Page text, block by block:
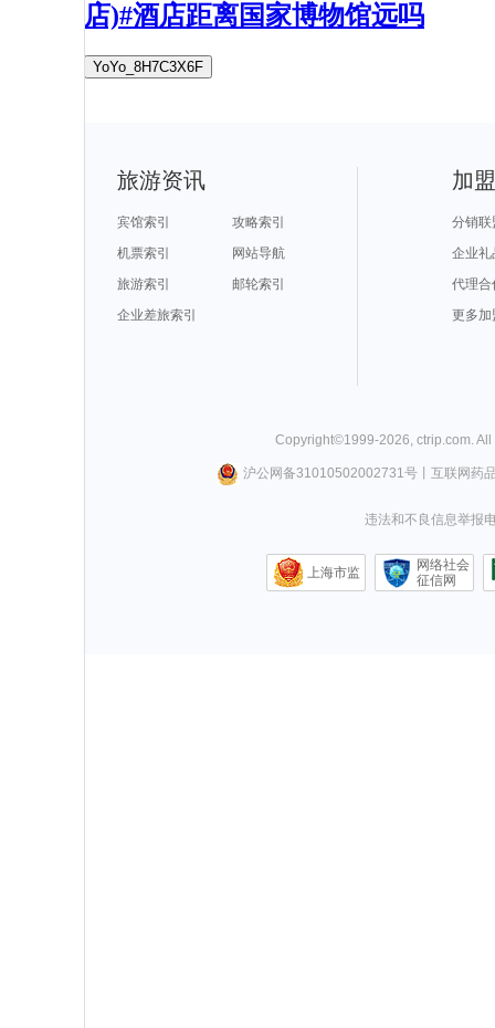
店)#酒店距离国家博物馆远吗
YoYo_8H7C3X6F
旅游资讯
宾馆索引
攻略索引
机票索引
网站导航
旅游索引
邮轮索引
企业差旅索引
加
分销联
企业礼
代理合
更多加
Copyright©1999-2026, ctrip.com.
沪公网备31010502002731号丨 互联网药
违法和不良信息举报
上海市监
网络社会
征信网